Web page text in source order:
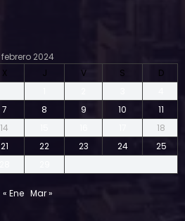
febrero 2024
X J V S
D
7 8 9 10
11
14
18
21 22 23 24
25
« Ene Mar »